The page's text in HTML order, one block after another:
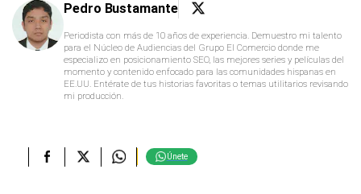
Pedro Bustamante
Periodista con más de 10 años de experiencia. Demuestro mi talento
para el Núcleo de Audiencias del Grupo El Comercio donde me
especializo en posicionamiento SEO, las mejores series y películas del
momento y contenido enfocado para las comunidades hispanas en
EE.UU. Entérate de tus historias favoritas o temas utilitarios revisando
mi producción.
Únete